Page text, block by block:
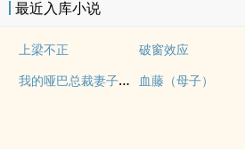
最近入库小说
上梁不正 破窗效应
我的哑巴总裁妻子（双A） 血藤（母子）